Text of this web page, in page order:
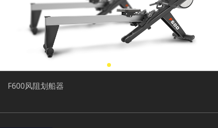
F600风阻划船器